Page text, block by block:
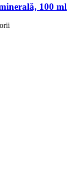
100 ml